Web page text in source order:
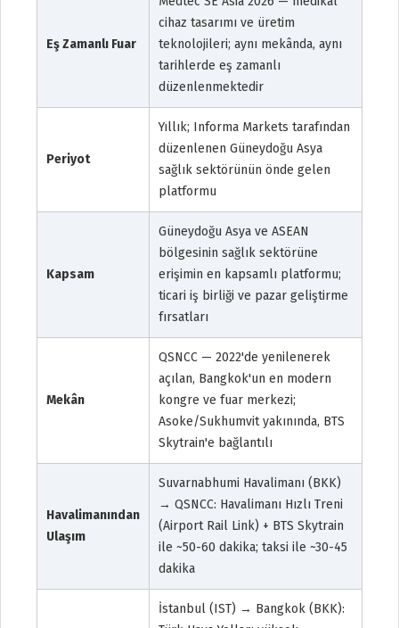
Eş Zamanlı Fuar
cihaz tasarımı ve üretim
teknolojileri; aynı mekânda, aynı
tarihlerde eş zamanlı
düzenlenmektedir
Periyot
Yıllık; Informa Markets tarafından
düzenlenen Güneydoğu Asya
sağlık sektörünün önde gelen
platformu
Kapsam
Güneydoğu Asya ve ASEAN
bölgesinin sağlık sektörüne
erişimin en kapsamlı platformu;
ticari iş birliği ve pazar geliştirme
fırsatları
Mekân
QSNCC — 2022'de yenilenerek
açılan, Bangkok'un en modern
kongre ve fuar merkezi;
Asoke/Sukhumvit yakınında, BTS
Skytrain'e bağlantılı
Havalimanından
Ulaşım
Suvarnabhumi Havalimanı (BKK)
→ QSNCC: Havalimanı Hızlı Treni
(Airport Rail Link) + BTS Skytrain
ile ~50-60 dakika; taksi ile ~30-45
dakika
İstanbul (IST) → Bangkok (BKK):